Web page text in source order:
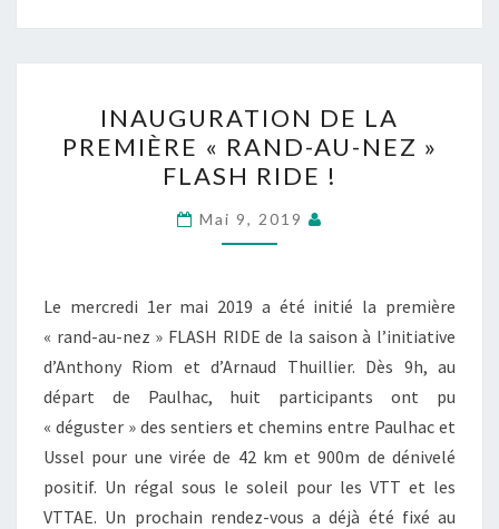
DE
LA
PREMIÈRE
« RAND-
AU-
FLASH
RIDE
!
INAUGURATION DE LA
PREMIÈRE « RAND-AU-NEZ »
FLASH RIDE !
Mai 9, 2019
Le mercredi 1er mai 2019 a été initié la première
« rand-au-nez » FLASH RIDE de la saison à l’initiative
d’Anthony Riom et d’Arnaud Thuillier. Dès 9h, au
départ de Paulhac, huit participants ont pu
« déguster » des sentiers et chemins entre Paulhac et
Ussel pour une virée de 42 km et 900m de dénivelé
positif. Un régal sous le soleil pour les VTT et les
VTTAE. Un prochain rendez-vous a déjà été fixé au